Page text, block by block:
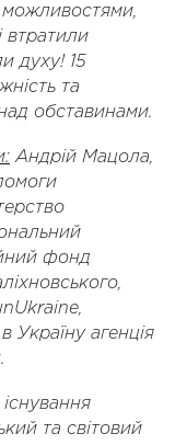
втратили
духу! 15
та
обставинами.
Андрій Мацола,
фонд
Україну агенція
та світовий